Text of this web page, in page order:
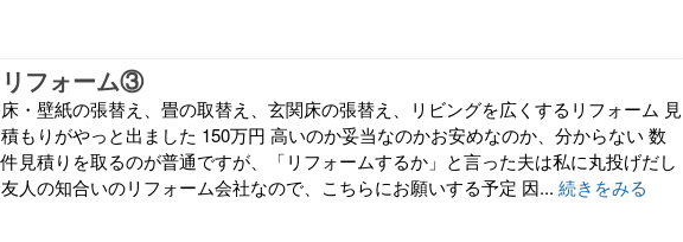
リフォーム③
床・壁紙の張替え、畳の取替え、玄関床の張替え、リビングを広くするリフォーム 見
積もりがやっと出ました 150万円 高いのか妥当なのかお安めなのか、分からない 数
件見積りを取るのが普通ですが、「リフォームするか」と言った夫は私に丸投げだし
友人の知合いのリフォーム会社なので、こちらにお願いする予定 因... 続きをみる